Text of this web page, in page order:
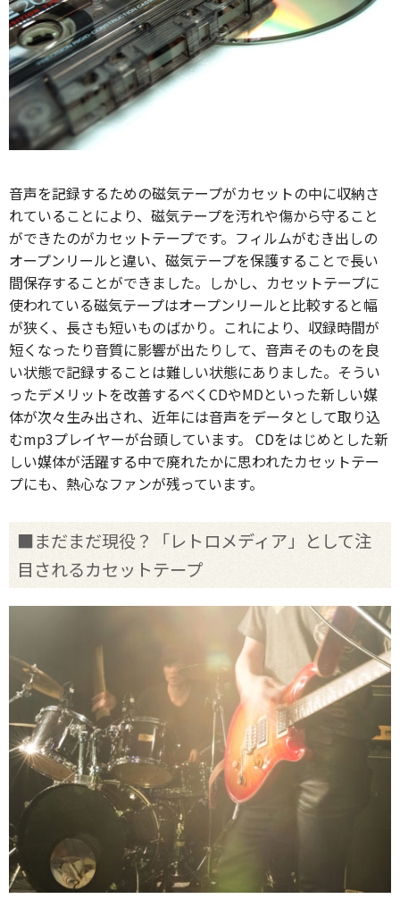
音声を記録するための磁気テープがカセットの中に収納さ
れていることにより、磁気テープを汚れや傷から守ること
ができたのがカセットテープです。フィルムがむき出しの
オープンリールと違い、磁気テープを保護することで長い
間保存することができました。しかし、カセットテープに
使われている磁気テープはオープンリールと比較すると幅
が狭く、長さも短いものばかり。これにより、収録時間が
短くなったり音質に影響が出たりして、音声そのものを良
い状態で記録することは難しい状態にありました。そうい
ったデメリットを改善するべくCDやMDといった新しい媒
体が次々生み出され、近年には音声をデータとして取り込
むmp3プレイヤーが台頭しています。 CDをはじめとした新
しい媒体が活躍する中で廃れたかに思われたカセットテー
プにも、熱心なファンが残っています。
■まだまだ現役？「レトロメディア」として注
目されるカセットテープ